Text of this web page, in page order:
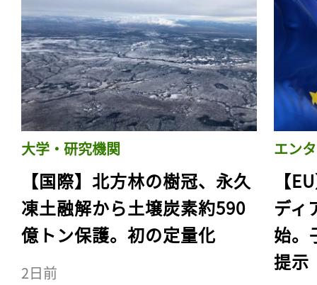
大学・研究機関
【国際】北方林の樹冠、永久
凍土融解から土壌炭素約590
億トン保護。初の定量化
2日前
エン
【
ディ
始。
提示